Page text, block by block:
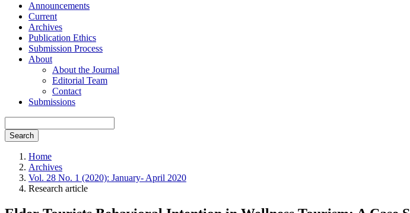
Announcements
Current
Archives
Publication Ethics
Submission Process
About
About the Journal
Editorial Team
Contact
Submissions
Search
Home
Archives
Vol. 28 No. 1 (2020): January- April 2020
Research article